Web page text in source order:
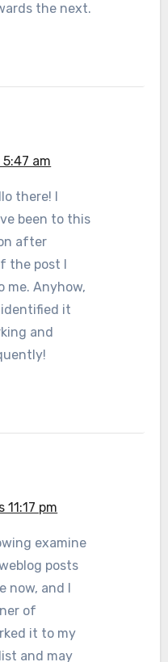
the next.
am
there! I
been to this
after
the post I
me. Anyhow,
identified it
and
11:17 pm
examine
posts
now, and I
of
it to my
and may